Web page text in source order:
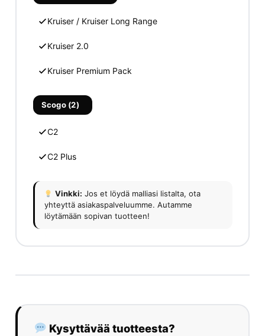
Kruiser / Kruiser Long Range
Kruiser 2.0
Kruiser Premium Pack
Scogo (2)
C2
C2 Plus
Vinkki: Jos et löydä malliasi listalta, ota
yhteyttä asiakaspalveluumme. Autamme
löytämään sopivan tuotteen!
Kysyttävää tuotteesta?